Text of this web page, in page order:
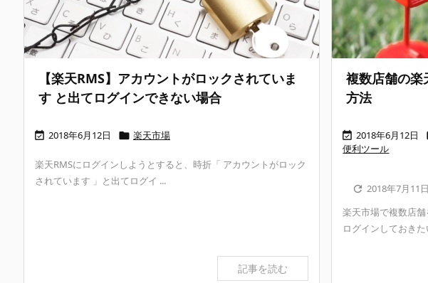
【楽天RMS】アカウントがロックされていま
す と出てログインできない場合
 2018年6月12日  楽天市場
楽天RMSにログインしようとすると、時折「 アカウントがロック
されています 」と出てログイ ...
記事を読む
複数店舗の楽
方法
 2018年6月12日
便利ツール
 2018年7月11日
楽天市場で複数店
ログインしておき